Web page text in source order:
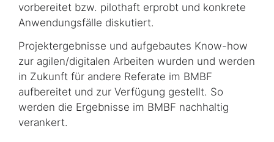
vorbereitet bzw. pilothaft erprobt und konkrete
Anwendungsfälle diskutiert.
Projektergebnisse und aufgebautes Know-how
zur agilen/digitalen Arbeiten wurden und werden
in Zukunft für andere Referate im BMBF
aufbereitet und zur Verfügung gestellt. So
werden die Ergebnisse im BMBF nachhaltig
verankert.